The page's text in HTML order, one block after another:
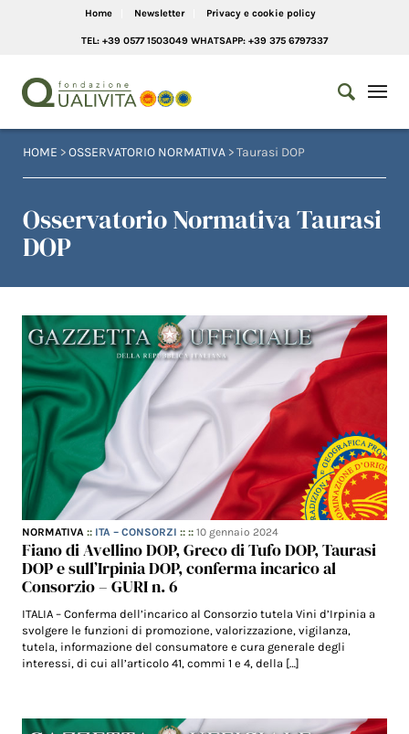
Home Newsletter Privacy e cookie policy
TEL: +39 0577 1503049 WHATSAPP: +39 375 6797337
HOME >OSSERVATORIO NORMATIVA > Taurasi DOP
Osservatorio Normativa Taurasi
DOP
NORMATIVA :: ITA – CONSORZI :: ::10 gennaio 2024
Fiano di Avellino DOP, Greco di Tufo DOP, Taurasi
DOP e sull’Irpinia DOP, conferma incarico al
Consorzio – GURI n. 6
ITALIA – Conferma dell’incarico al Consorzio tutela Vini d’Irpinia a
svolgere le funzioni di promozione, valorizzazione, vigilanza,
tutela, informazione del consumatore e cura generale degli
interessi, di cui all’articolo 41, commi 1 e 4, della […]